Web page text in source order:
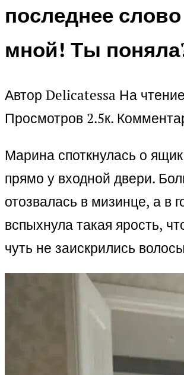
последнее
мной! Ты
Автор Delicatessa На чтение
Просмотров 2.5к.
Марина споткнулась о
прямо у входной двери.
отозвалась в мизинце, а в
вспыхнула такая ярость,
чуть не заискрились